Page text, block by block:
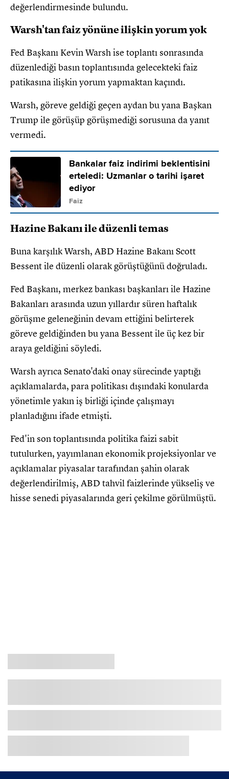
değerlendirmesinde bulundu.
Warsh'tan faiz yönüne ilişkin yorum yok
Fed Başkanı Kevin Warsh ise toplantı sonrasında
düzenlediği basın toplantısında gelecekteki faiz
patikasına ilişkin yorum yapmaktan kaçındı.
Warsh, göreve geldiği geçen aydan bu yana Başkan
Trump ile görüşüp görüşmediği sorusuna da yanıt
vermedi.
Bankalar faiz indirimi beklentisini
erteledi: Uzmanlar o tarihi işaret
ediyor
Faiz
Hazine Bakanı ile düzenli temas
Buna karşılık Warsh, ABD Hazine Bakanı Scott
Bessent ile düzenli olarak görüştüğünü doğruladı.
Fed Başkanı, merkez bankası başkanları ile Hazine
Bakanları arasında uzun yıllardır süren haftalık
görüşme geleneğinin devam ettiğini belirterek
göreve geldiğinden bu yana Bessent ile üç kez bir
araya geldiğini söyledi.
Warsh ayrıca Senato'daki onay sürecinde yaptığı
açıklamalarda, para politikası dışındaki konularda
yönetimle yakın iş birliği içinde çalışmayı
planladığını ifade etmişti.
Fed'in son toplantısında politika faizi sabit
tutulurken, yayımlanan ekonomik projeksiyonlar ve
açıklamalar piyasalar tarafından şahin olarak
değerlendirilmiş, ABD tahvil faizlerinde yükseliş ve
hisse senedi piyasalarında geri çekilme görülmüştü.